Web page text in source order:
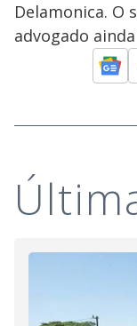
Delamonica. O
advogado